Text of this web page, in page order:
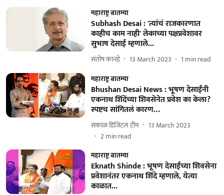
महाराष्ट्र बातम्या
Subhash Desai : 'त्यांचं राजकारणात
काहीच काम नाही' लेकाच्या पक्षप्रवेशावर
सुभाष देसाई म्हणाले...
संतोष कानडे 13 March 2023 1 min read
महाराष्ट्र बातम्या
Bhushan Desai News : भूषण देसाईंनी
एकनाथ शिंदेंच्या शिवसेनेत प्रवेश का केला?
स्पष्टच सांगितलं कारण…
सकाळ डिजिटल टीम
13 March 2023
2min read
महाराष्ट्र बातम्या
Eknath Shinde : भूषण देसाईंच्या शिवसेना
प्रवेशानंतर एकनाथ शिंदे म्हणाले, येत्या
काळात...